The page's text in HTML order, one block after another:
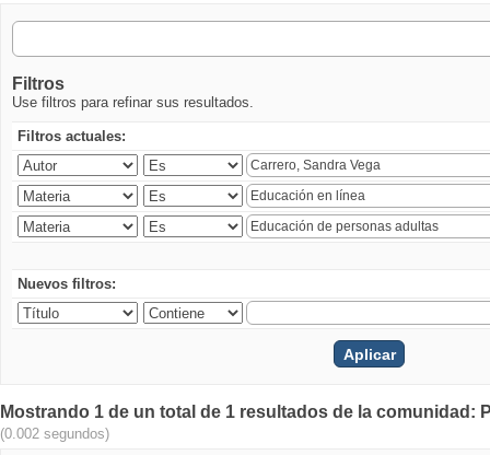
Filtros
Use filtros para refinar sus resultados.
Filtros actuales:
Nuevos filtros:
Mostrando 1 de un total de 1 resultados de la comunidad:
(0.002 segundos)